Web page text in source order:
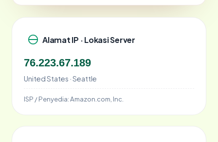
Alamat IP · Lokasi Server
76.223.67.189
United States · Seattle
ISP / Penyedia:Amazon.com, Inc.